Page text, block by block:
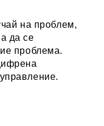
на проблем,
да се
проблема.